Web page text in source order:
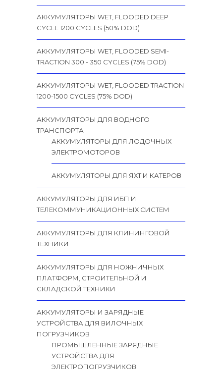
АККУМУЛЯТОРЫ WET, FLOODED DEEP
CYCLE 1200 CYCLES (50% DOD)
АККУМУЛЯТОРЫ WET, FLOODED SEMI-
TRACTION 300 - 350 CYCLES (75% DOD)
АККУМУЛЯТОРЫ WET, FLOODED TRACTION
1200-1500 CYCLES (75% DOD)
АККУМУЛЯТОРЫ ДЛЯ ВОДНОГО
ТРАНСПОРТА
АККУМУЛЯТОРЫ ДЛЯ ЛОДОЧНЫХ
ЭЛЕКТРОМОТОРОВ
АККУМУЛЯТОРЫ ДЛЯ ЯХТ И КАТЕРОВ
АККУМУЛЯТОРЫ ДЛЯ ИБП И
ТЕЛЕКОММУНИКАЦИОННЫХ СИСТЕМ
АККУМУЛЯТОРЫ ДЛЯ КЛИНИНГОВОЙ
ТЕХНИКИ
АККУМУЛЯТОРЫ ДЛЯ НОЖНИЧНЫХ
ПЛАТФОРМ, СТРОИТЕЛЬНОЙ И
СКЛАДСКОЙ ТЕХНИКИ
АККУМУЛЯТОРЫ И ЗАРЯДНЫЕ
УСТРОЙСТВА ДЛЯ ВИЛОЧНЫХ
ПОГРУЗЧИКОВ
ПРОМЫШЛЕННЫЕ ЗАРЯДНЫЕ
УСТРОЙСТВА ДЛЯ
ЭЛЕКТРОПОГРУЗЧИКОВ